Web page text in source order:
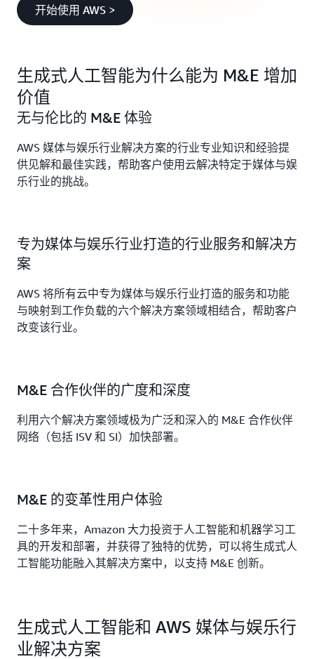
开始使用 AWS >
生成式人工智能为什么能为 M&E 增加
价值
无与伦比的 M&E 体验
AWS 媒体与娱乐行业解决方案的行业专业知识和经验提
供见解和最佳实践，帮助客户使用云解决特定于媒体与娱
乐行业的挑战。
专为媒体与娱乐行业打造的行业服务和解决方
案
AWS 将所有云中专为媒体与娱乐行业打造的服务和功能
与映射到工作负载的六个解决方案领域相结合，帮助客户
改变该行业。
M&E 合作伙伴的广度和深度
利用六个解决方案领域极为广泛和深入的 M&E 合作伙伴
网络（包括 ISV 和 SI）加快部署。
M&E 的变革性用户体验
二十多年来，Amazon 大力投资于人工智能和机器学习工
具的开发和部署，并获得了独特的优势，可以将生成式人
工智能功能融入其解决方案中，以支持 M&E 创新。
生成式人工智能和 AWS 媒体与娱乐行
业解决方案